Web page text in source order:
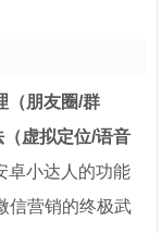
（朋友圈/群
虚拟定位/语音
卓小达人的功能
信营销的终极武